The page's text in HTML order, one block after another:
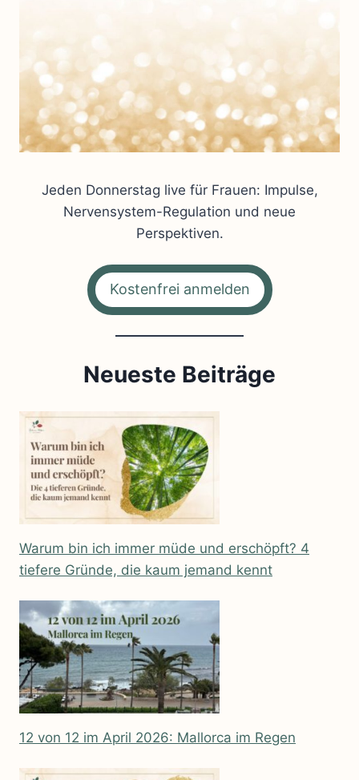
Jeden Donnerstag live für Frauen: Impulse,
Nervensystem-Regulation und neue
Perspektiven.
Kostenfrei anmelden
Neueste Beiträge
Warum bin ich immer müde und erschöpft? 4
tiefere Gründe, die kaum jemand kennt
12 von 12 im April 2026: Mallorca im Regen